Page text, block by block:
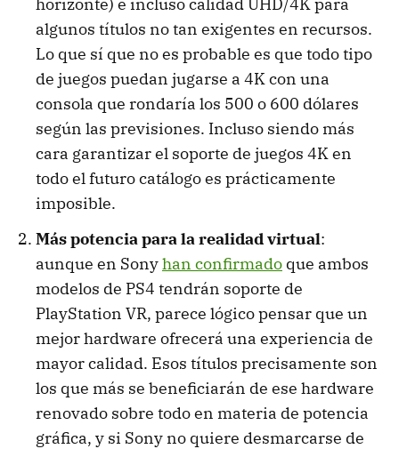
algunos títulos no tan exigentes en recursos.
Lo que sí que no es probable es que todo tipo
de juegos puedan jugarse a 4K con una
consola que rondaría los 500 o 600 dólares
según las previsiones. Incluso siendo más
cara garantizar el soporte de juegos 4K en
todo el futuro catálogo es prácticamente
imposible.
Más potencia para la realidad virtual:
aunque en Sonyhan confirmado que ambos
modelos de PS4 tendrán soporte de
PlayStation VR, parece lógico pensar que un
mejor hardware ofrecerá una experiencia de
mayor calidad. Esos títulos precisamente son
los que más se beneficiarán de ese hardware
renovado sobre todo en materia de potencia
gráfica, y si Sony no quiere desmarcarse de